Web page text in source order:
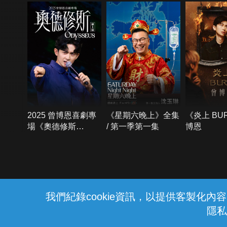
我們紀錄cookie資訊，以提供客製化內
隱
2025 曾博恩喜劇專
場《奧德修斯
《星期六晚上》全集
/ 第一季第一集
《炎上
博恩